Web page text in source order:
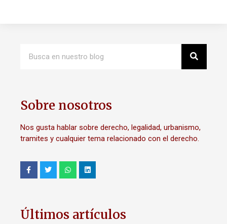
Sobre nosotros
Nos gusta hablar sobre derecho, legalidad, urbanismo,
tramites y cualquier tema relacionado con el derecho.
Últimos artículos